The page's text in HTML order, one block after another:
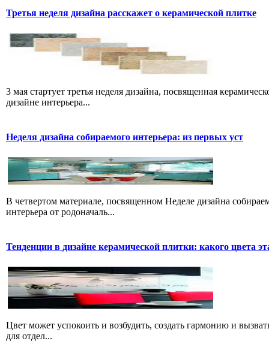
Третья неделя дизайна расскажет о керамической плитке
3 мая стартует третья неделя дизайна, посвященная
дизайне интерьера...
Неделя дизайна собираемого интерьера: из первых уст
В четвертом материале, посвященном Неделе дизайна
интерьера от родоначаль...
Тенденции в дизайне керамической плитки: какого цвета
Цвет может успокоить и возбудить, создать гармонию и
для отдел...